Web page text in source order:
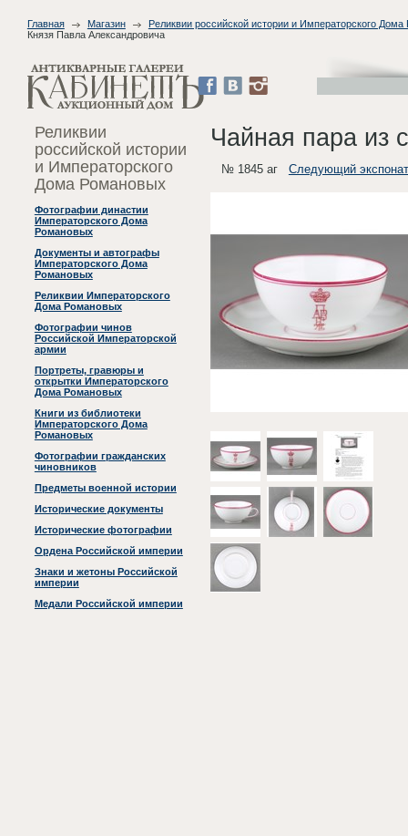
Главная Магазин
Реликвии российской истории и Императорского
Князя Павла Александровича
Реликвии
российской истории
и Императорского
Дома Романовых
Фотографии династии
Императорского Дома
Романовых
Документы и автографы
Императорского Дома
Романовых
Реликвии Императорского
Дома Романовых
Фотографии чинов
Российской Императорской
армии
Портреты, гравюры и
открытки Императорского
Дома Романовых
Книги из библиотеки
Императорского Дома
Романовых
Фотографии гражданских
чиновников
Предметы военной истории
Исторические документы
Исторические фотографии
Ордена Российской империи
Знаки и жетоны Российской
империи
Медали Российской империи
Чайная пара из
№ 1845 аг Следующий экспонат